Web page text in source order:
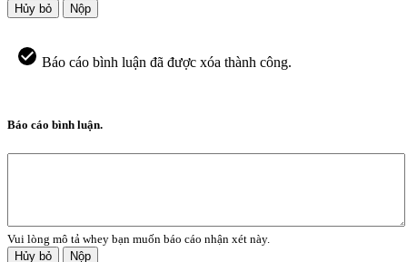
Hủy bỏ
Nộp
Báo cáo bình luận đã được xóa thành công.
Báo cáo bình luận.
Vui lòng mô tả whey bạn muốn báo cáo nhận xét này.
Hủy bỏ
Nộp